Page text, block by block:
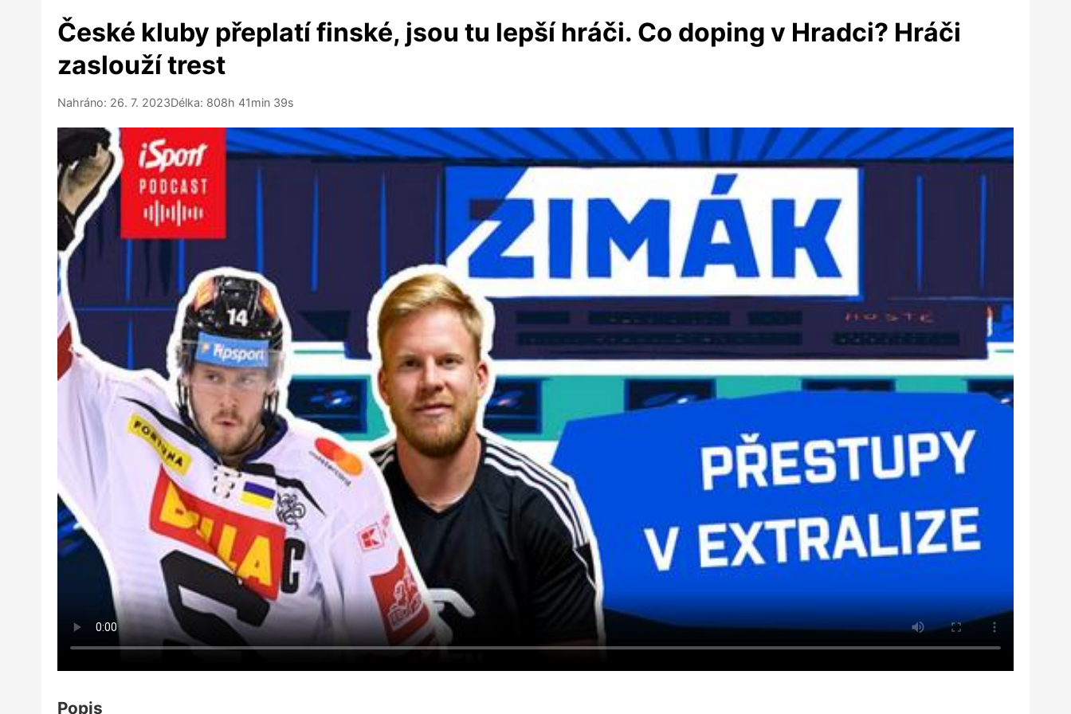
České kluby přeplatí finské, jsou tu lepší hráči. Co doping v Hradci? Hráči
zaslouží trest
Nahráno: 26. 7. 2023Délka: 808h 41min 39s
Popis